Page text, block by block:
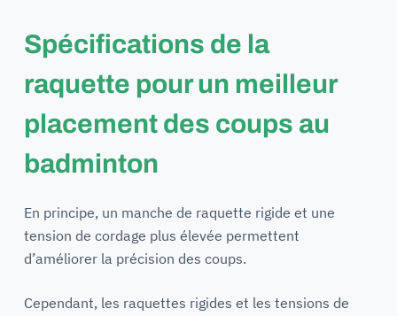
Spécifications de la
raquette pour un meilleur
placement des coups au
badminton
En principe, un manche de raquette rigide et une
tension de cordage plus élevée permettent
d’améliorer la précision des coups.
Cependant, les raquettes rigides et les tensions de